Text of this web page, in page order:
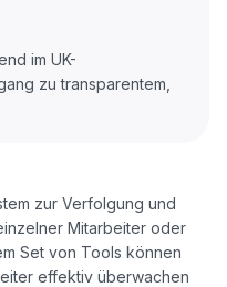
im UK-
zu transparentem,
zur Verfolgung und
Mitarbeiter oder
Set von Tools können
effektiv überwachen